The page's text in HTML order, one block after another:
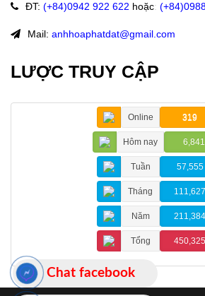
ĐT: (+84)0942 922 622 hoặc:
Mail: anhhoaphatdat@gmail.com
LƯỢC TRUY CẬP
Online 319
Hôm nay 6,841
Tuần 57,555
Tháng 111,627
Năm 211,384
Tổng 450,325
Chat facebook